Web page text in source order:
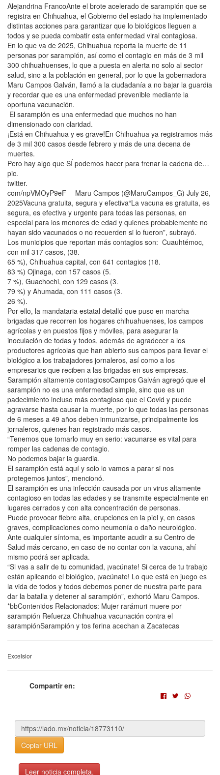
Alejandrina FrancoAnte el brote acelerado de sarampión que se
registra en Chihuahua, el Gobierno del estado ha implementado
distintas acciones para garantizar que lo biológicos lleguen a
todos y se pueda combatir esta enfermedad viral contagiosa.
En lo que va de 2025, Chihuahua reporta la muerte de 11
personas por sarampión, así como el contagio en más de 3 mil
300 chihuahuenses, lo que a puesta en alerta no solo al sector
salud, sino a la población en general, por lo que la gobernadora
Maru Campos Galván, llamó a la ciudadanía a no bajar la guardia
y recordar que es una enfermedad prevenible mediante la
oportuna vacunación.
El sarampión es una enfermedad que muchos no han
dimensionado con claridad.
¡Está en Chihuahua y es grave!En Chihuahua ya registramos más
de 3 mil 300 casos desde febrero y más de una decena de
muertes.
Pero hay algo que SÍ podemos hacer para frenar la cadena de…
pic.
twitter.
com/npVMOyP9eF— Maru Campos (@MaruCampos_G) July 26,
2025Vacuna gratuita, segura y efectiva“La vacuna es gratuita, es
segura, es efectiva y urgente para todas las personas, en
especial para los menores de edad y quienes probablemente no
hayan sido vacunados o no recuerden si lo fueron”, subrayó.
Los municipios que reportan más contagios son: Cuauhtémoc,
con mil 317 casos, (38.
65 %), Chihuahua capital, con 641 contagios (18.
83 %) Ojinaga, con 157 casos (5.
7 %), Guachochi, con 129 casos (3.
79 %) y Ahumada, con 111 casos (3.
26 %).
Por ello, la mandataria estatal detalló que puso en marcha
brigadas que recorren los hogares chihuahuenses, los campos
agrícolas y en puestos fijos y móviles, para asegurar la
inoculación de todas y todos, además de agradecer a los
productores agrícolas que han abierto sus campos para llevar el
biológico a los trabajadores jornaleros, así como a los
empresarios que reciben a las brigadas en sus empresas.
Sarampión altamente contagiosoCampos Galván agregó que el
sarampión no es una enfermedad simple, sino que es un
padecimiento incluso más contagioso que el Covid y puede
agravarse hasta causar la muerte, por lo que todas las personas
de 6 meses a 49 años deben inmunizarse, principalmente los
jornaleros, quienes han registrado más casos.
“Tenemos que tomarlo muy en serio: vacunarse es vital para
romper las cadenas de contagio.
No podemos bajar la guardia.
El sarampión está aquí y solo lo vamos a parar si nos
protegemos juntos”, mencionó.
El sarampión es una infección causada por un virus altamente
contagioso en todas las edades y se transmite especialmente en
lugares cerrados y con alta concentración de personas.
Puede provocar fiebre alta, erupciones en la piel y, en casos
graves, complicaciones como neumonía o daño neurológico.
Ante cualquier síntoma, es importante acudir a su Centro de
Salud más cercano, en caso de no contar con la vacuna, ahí
mismo podrá ser aplicada.
“Si vas a salir de tu comunidad, ¡vacúnate! Si cerca de tu trabajo
están aplicando el biológico, ¡vacúnate! Lo que está en juego es
la vida de todos y todos debemos poner de nuestra parte para
dar la batalla y detener al sarampión”, exhortó Maru Campos.
*bbContenidos Relacionados: Mujer rarámuri muere por
sarampión Refuerza Chihuahua vacunación contra el
sarampiónSarampión y tos ferina acechan a Zacatecas
Excelsior
Compartir en:
Copiar URL
Leer noticia completa.